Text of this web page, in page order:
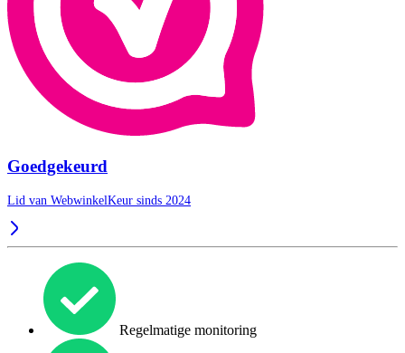
Goedgekeurd
Lid van WebwinkelKeur sinds 2024
Regelmatige monitoring